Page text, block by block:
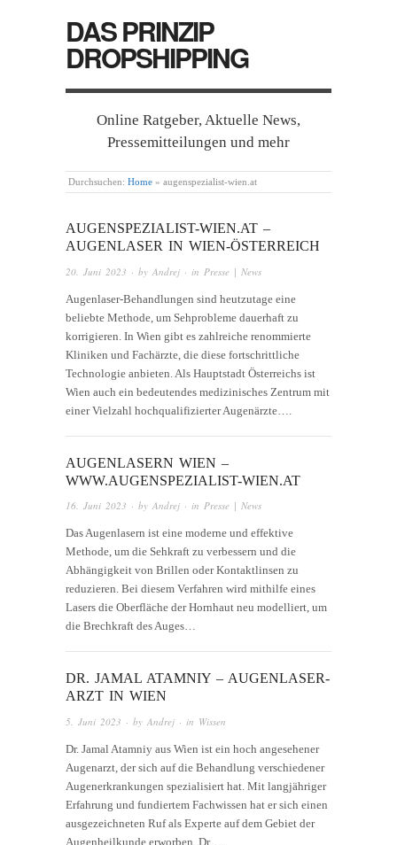
DAS PRINZIP
DROPSHIPPING
Online Ratgeber, Aktuelle News,
Pressemitteilungen und mehr
Durchsuchen: Home » augenspezialist-wien.at
AUGENSPEZIALIST-WIEN.AT –
AUGENLASER IN WIEN-ÖSTERREICH
20. Juni 2023 · by Andrej · in Presse | News
Augenlaser-Behandlungen sind heutzutage eine
beliebte Methode, um Sehprobleme dauerhaft zu
korrigieren. In Wien gibt es zahlreiche renommierte
Kliniken und Fachärzte, die diese fortschrittliche
Technologie anbieten. Als Hauptstadt Österreichs ist
Wien auch ein bedeutendes medizinisches Zentrum mit
einer Vielzahl hochqualifizierter Augenärzte….
AUGENLASERN WIEN –
WWW.AUGENSPEZIALIST-WIEN.AT
16. Juni 2023 · by Andrej · in Presse | News
Das Augenlasern ist eine moderne und effektive
Methode, um die Sehkraft zu verbessern und die
Abhängigkeit von Brillen oder Kontaktlinsen zu
reduzieren. Bei diesem Verfahren wird mithilfe eines
Lasers die Oberfläche der Hornhaut neu modelliert, um
die Brechkraft des Auges…
DR. JAMAL ATAMNIY – AUGENLASER-
ARZT IN WIEN
5. Juni 2023 · by Andrej · in Wissen
Dr. Jamal Atamniy aus Wien ist ein hoch angesehener
Augenarzt, der sich auf die Behandlung verschiedener
Augenerkrankungen spezialisiert hat. Mit langjähriger
Erfahrung und fundiertem Fachwissen hat er sich einen
ausgezeichneten Ruf als Experte auf dem Gebiet der
Augenheilkunde erworben. Dr….